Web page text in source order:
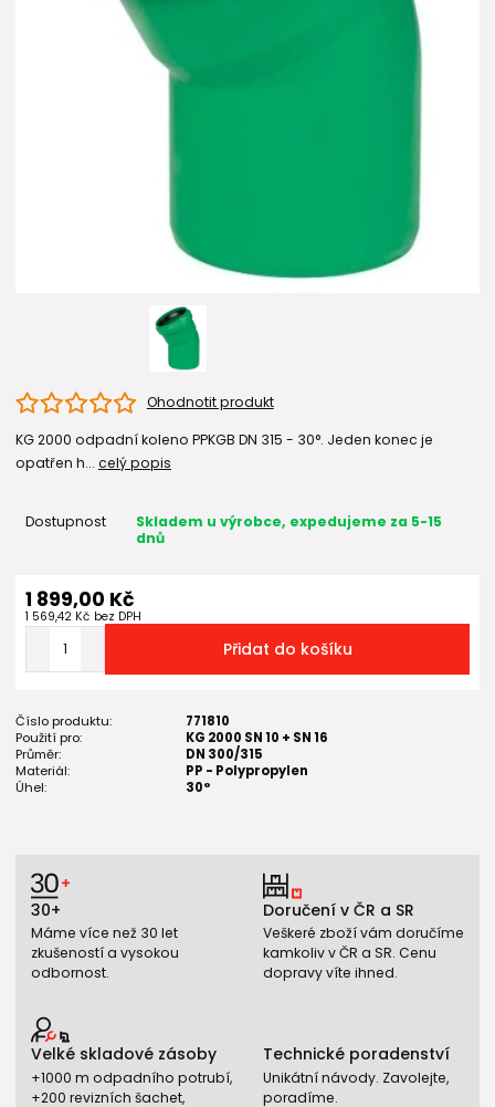
Ohodnotit produkt
KG 2000 odpadní koleno PPKGB DN 315 - 30°. Jeden konec je
opatřen h... celý popis
Dostupnost
Skladem u výrobce, expedujeme za 5-15
dnů
1 899,00 Kč
1 569,42 Kč bez DPH
Přidat do košíku
Číslo produktu:
771810
Použití pro:
KG 2000 SN 10 + SN 16
Průměr:
DN 300/315
Materiál:
PP - Polypropylen
Úhel:
30°
30+
Máme více než 30 let
zkušeností a vysokou
odbornost.
Doručení v ČR a SR
Veškeré zboží vám doručíme
kamkoliv v ČR a SR. Cenu
dopravy víte ihned.
Velké skladové zásoby
+1000 m odpadního potrubí,
+200 revizních šachet,
Technické poradenství
Unikátní návody. Zavolejte,
poradíme.